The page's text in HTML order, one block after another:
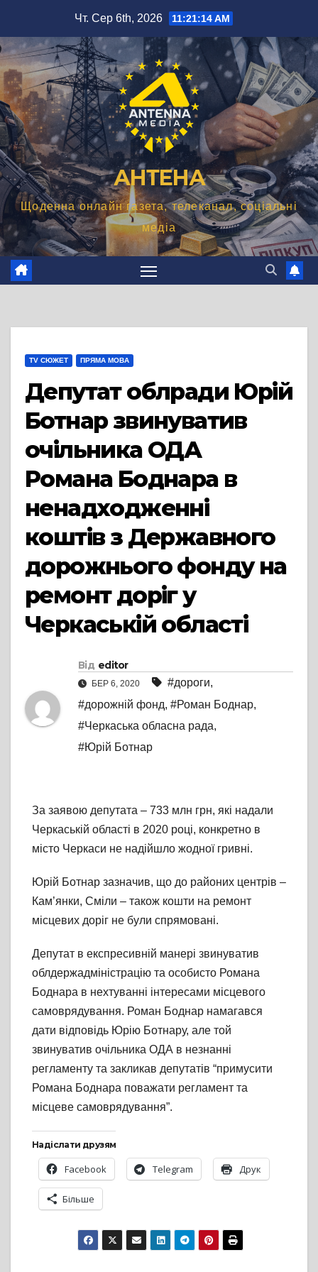
вмісту
Чт. Сер 6th, 2026 11:21:15 AM
АНТЕНА
Щоденна онлайн газета, телеканал, соціальні
медіа
TV СЮЖЕТ ПРЯМА МОВА
Депутат облради Юрій
Ботнар звинуватив
очільника ОДА
Романа Боднара в
ненадходженні
коштів з Державного
дорожнього фонду на
ремонт доріг у
Черкаській області
Від editor
БЕР 6, 2020 #дороги,
#дорожній фонд, #Роман Боднар,
#Черкаська обласна рада,
#Юрій Ботнар
За заявою депутата – 733 млн грн, які надали
Черкаській області в 2020 році, конкретно в
місто Черкаси не надійшло жодної гривні.
Юрій Ботнар зазначив, що до районих центрів –
Кам’янки, Сміли – також кошти на ремонт
місцевих доріг не були спрямовані.
Депутат в експресивній манері звинуватив
облдержадміністрацію та особисто Романа
Боднара в нехтуванні інтересами місцевого
самоврядування. Роман Боднар намагався
дати відповідь Юрію Ботнару, але той
звинуватив очільника ОДА в незнанні
регламенту та закликав депутатів “примусити
Романа Боднара поважати регламент та
місцеве самоврядування”.
Надіслати друзям
Facebook Telegram Друк
Більше